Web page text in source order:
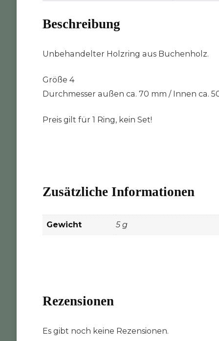
Beschreibung
Unbehandelter Holzring aus Buchenholz.
Größe 4
Durchmesser außen ca. 70 mm / Innen ca.
Preis gilt für 1 Ring, kein Set!
Zusätzliche Informationen
Gewicht 5 g
Rezensionen
Es gibt noch keine Rezensionen.